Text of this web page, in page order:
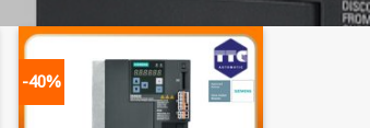
-40%